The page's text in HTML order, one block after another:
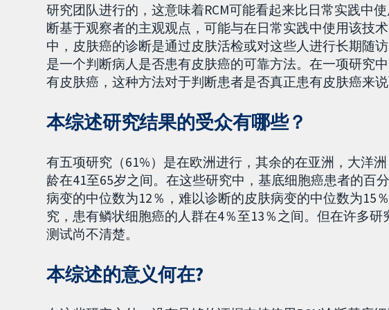
研究团队进行的，这意味着RCM可能看起来比日常实践中
断基于观察者的主观观点，可能与在日常实践中使用该技
中，皮肤癌的诊断是通过皮肤活检或对这些人进行长期随
是一个判断病人是否患有皮肤癌的可靠方法。在一项研究
有皮肤癌，这种方法对于判断患者是否真正患有皮肤癌来说
本综述研究结果的受众有哪些？
有五项研究（61%）是在欧洲进行，其余的在亚洲，大洋
龄在41至65岁之间。在这些研究中，基底细胞癌患者的百
病变的中位数为12％，难以诊断的皮肤病变的中位数为15
究，患有鳞状细胞癌的人群在4％至13％之间。但在许多研
测试尚不清楚。
本综述的意义何在?